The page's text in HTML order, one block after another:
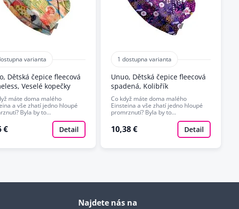
varianta
Dětská čepice fleecová
Veselé kopečky
máte doma malého
a vše zhatí jedno hloupé
Byla by to…
€ Detail
1 dostupna varianta
Unuo, Dětská čepice fleecová
spadená, Kolibřík
Co když máte doma malého
Einsteina a vše zhatí jedno hloupé
promrznutí? Byla by to…
10,38 € Detail
Najdete nás na